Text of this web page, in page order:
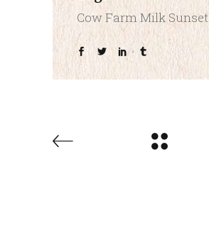
CowFarmMilk Sunset